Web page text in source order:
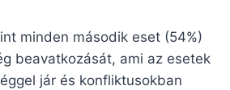
minden második eset (54%)
beavatkozását, ami az esetek
jár és konfliktusokban